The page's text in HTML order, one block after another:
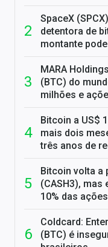
SpaceX
detentora de
montante
MARA
(BTC) do
milhões e
Bitcoin a US$
mais dois
três anos de
Bitcoin volta a
(CASH3), mas
10% das
Coldcard:
(BTC) é